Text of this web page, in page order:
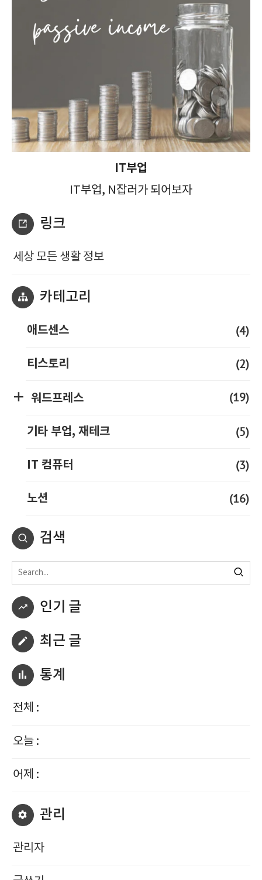
IT부업
IT부업, N잡러가 되어보자
링크
세상 모든 생활 정보
카테고리
애드센스 (4)
티스토리 (2)
워드프레스 (19)
기타 부업, 재테크 (5)
IT 컴퓨터 (3)
노션 (16)
검색
인기 글
최근 글
통계
전체 :
오늘 :
어제 :
관리
관리자